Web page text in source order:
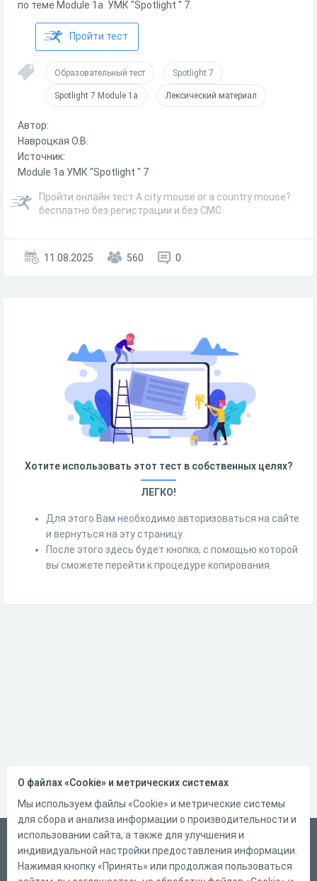
по теме Module 1a УМК "Spotlight " 7.
Пройти тест
Образовательный тест Spotlight 7
Spotlight 7 Module 1a Лексический материал
Автор:
Навроцкая О.В.
Источник:
Module 1a УМК "Spotlight " 7
Пройти онлайн тест A city mouse or a country mouse?
бесплатно без регистрации и без СМС
11.08.2025 560 0
Хотите использовать этот тест в собственных целях?
ЛЕГКО!
Для этого Вам необходимо авторизоваться на сайте
и вернуться на эту страницу.
После этого здесь будет кнопка, с помощью которой
вы сможете перейти к процедуре копирования.
Русский
Справка
О файлах «Cookie» и метрических системах
Мы используем файлы «Cookie» и метрические системы
для сбора и анализа информации о производительности и
использовании сайта, а также для улучшения и
индивидуальной настройки предоставления информации.
Нажимая кнопку «Принять» или продолжая пользоваться